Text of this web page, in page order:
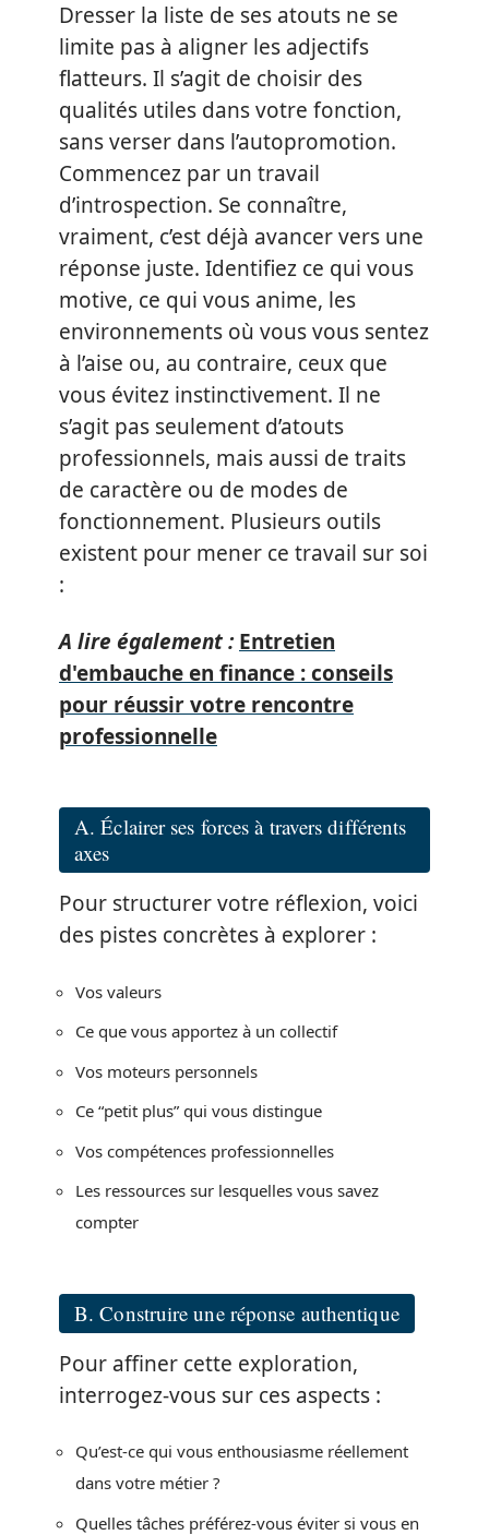
Dresser la liste de ses atouts ne se
limite pas à aligner les adjectifs
flatteurs. Il s’agit de choisir des
qualités utiles dans votre fonction,
sans verser dans l’autopromotion.
Commencez par un travail
d’introspection. Se connaître,
vraiment, c’est déjà avancer vers une
réponse juste. Identifiez ce qui vous
motive, ce qui vous anime, les
environnements où vous vous sentez
à l’aise ou, au contraire, ceux que
vous évitez instinctivement. Il ne
s’agit pas seulement d’atouts
professionnels, mais aussi de traits
de caractère ou de modes de
fonctionnement. Plusieurs outils
existent pour mener ce travail sur soi
:
A lire également : Entretien
d'embauche en finance : conseils
pour réussir votre rencontre
professionnelle
A. Éclairer ses forces à travers différents
axes
Pour structurer votre réflexion, voici
des pistes concrètes à explorer :
Vos valeurs
Ce que vous apportez à un collectif
Vos moteurs personnels
Ce “petit plus” qui vous distingue
Vos compétences professionnelles
Les ressources sur lesquelles vous savez
compter
B. Construire une réponse authentique
Pour affiner cette exploration,
interrogez-vous sur ces aspects :
Qu’est-ce qui vous enthousiasme réellement
dans votre métier ?
Quelles tâches préférez-vous éviter si vous en